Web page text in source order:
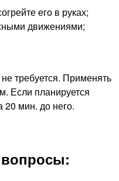
его в руках;
движениями;
требуется. Применять
Если планируется
20 мин. до него.